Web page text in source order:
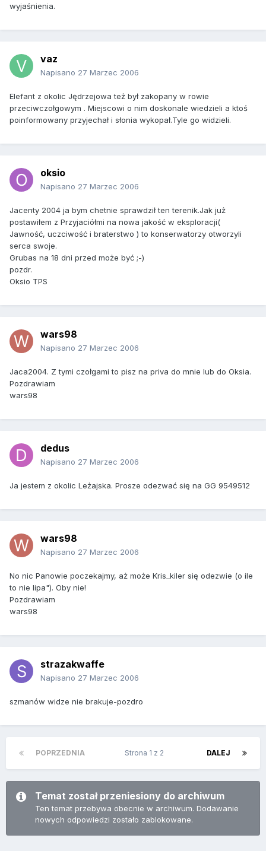
wyjaśnienia.
vaz
Napisano 27 Marzec 2006
Elefant z okolic Jędrzejowa też był zakopany w rowie
przeciwczołgowym . Miejscowi o nim doskonale wiedzieli a ktoś
poinformowany przyjechał i słonia wykopał.Tyle go widzieli.
oksio
Napisano 27 Marzec 2006
Jacenty 2004 ja bym chetnie sprawdził ten terenik.Jak już
postawiłem z Przyjaciółmi na nowa jakość w eksploracji(
Jawność, uczciwość i braterstwo ) to konserwatorzy otworzyli
serca swoje.
Grubas na 18 dni przed może być ;-)
pozdr.
Oksio TPS
wars98
Napisano 27 Marzec 2006
Jaca2004. Z tymi czołgami to pisz na priva do mnie lub do Oksia.
Pozdrawiam
wars98
dedus
Napisano 27 Marzec 2006
Ja jestem z okolic Leżajska. Prosze odezwać się na GG 9549512
wars98
Napisano 27 Marzec 2006
No nic Panowie poczekajmy, aż może Kris_kiler się odezwie (o ile
to nie lipa"). Oby nie!
Pozdrawiam
wars98
strazakwaffe
Napisano 27 Marzec 2006
szmanów widze nie brakuje-pozdro
POPRZEDNIA DALEJ
Strona 1 z 2
Temat został przeniesiony do archiwum
Ten temat przebywa obecnie w archiwum. Dodawanie
nowych odpowiedzi zostało zablokowane.